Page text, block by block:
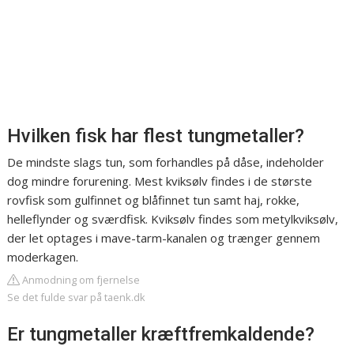
Hvilken fisk har flest tungmetaller?
De mindste slags tun, som forhandles på dåse, indeholder
dog mindre forurening. Mest kviksølv findes i de største
rovfisk som gulfinnet og blåfinnet tun samt haj, rokke,
helleflynder og sværdfisk. Kviksølv findes som metylkviksølv,
der let optages i mave-tarm-kanalen og trænger gennem
moderkagen.
Anmodning om fjernelse
Se det fulde svar på taenk.dk
Er tungmetaller kræftfremkaldende?